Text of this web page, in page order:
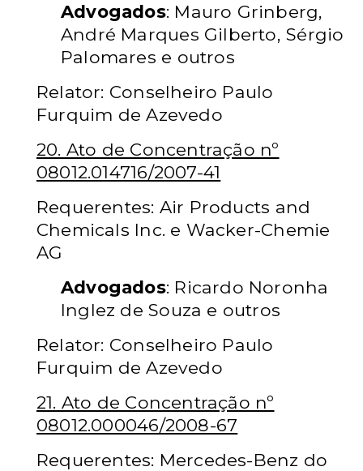
Advogados: Mauro Grinberg,
André Marques Gilberto, Sérgio
Palomares e outros
Relator: Conselheiro Paulo
Furquim de Azevedo
20. Ato de Concentração nº
08012.014716/2007-41
Requerentes: Air Products and
Chemicals Inc. e Wacker-Chemie
AG
Advogados: Ricardo Noronha
Inglez de Souza e outros
Relator: Conselheiro Paulo
Furquim de Azevedo
21. Ato de Concentração nº
08012.000046/2008-67
Requerentes: Mercedes-Benz do